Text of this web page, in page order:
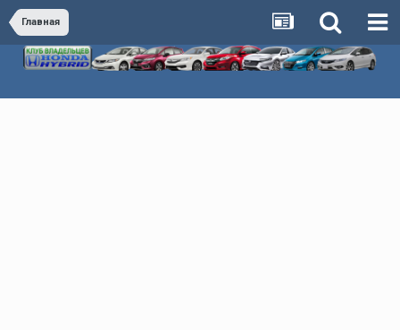
Главная